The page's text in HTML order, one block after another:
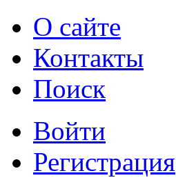
О сайте
Контакты
Поиск
Войти
Регистрация